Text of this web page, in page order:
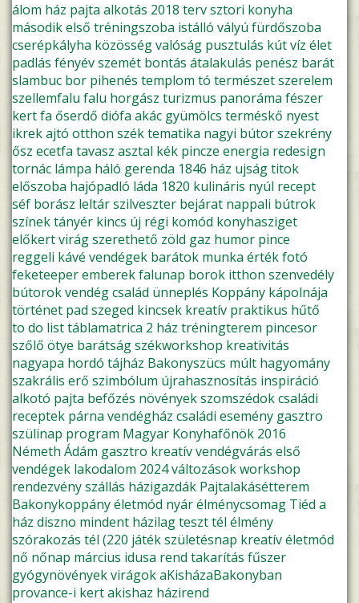
álom ház pajta alkotás 2018 tervsztori konyha
másodikelső tréningszoba istálló vályú fürdőszoba
cserépkályha közösségvalóság pusztulás kútvíz élet
padlás fényévszemét bontás átalakulás penész barát
slambuc bor pihenés templom tó természetszerelem
szellemfalu falu horgász turizmus panoráma fészer
kertfa őserdő diófa akác gyümölcs terméskő nyest
ikrekajtó otthon széktematika nagyi bútorszekrény
ősz ecetfa tavasz asztal kék pincze energia redesign
tornác lámpa háló gerenda 1846 ház ujságtitok
előszoba hajópadló láda 1820 kulináris nyúl recept
séf borász leltárszilveszter bejárat nappali bútrok
színektányér kincs új régi komód konyhasziget
előkertvirágszerethető zöld gaz humor pince
reggeli kávé vendégek barátok munka értékfotó
feketeeperemberekfalunap borok itthon szenvedély
bútorokvendégcsalád ünneplés Koppány kápolnája
történet pad szeged kincsek kreatív praktikus hűtő
to do listtáblamatrica 2 ház tréningterem pincesor
szőlő ötye barátságszékworkshop kreativitás
nagyapa hordó tájház Bakonyszücs múlt hagyomány
szakrális erő szimbólum újrahasznosítás inspiráció
alkotó pajta befőzés növényekszomszédokcsaládi
receptek párna vendégház családi esemény gasztro
szülinap program Magyar Konyhafőnök 2016
Németh Ádám gasztro kreatívvendégvárás első
vendégek lakodalom 2024változásokworkshop
rendezvényszállás házigazdák Pajtalakásétterem
Bakonykoppányéletmód nyárélménycsomag Tiéd a
ház diszno mindent házilagteszttél élmény
szórakozás tél (220 játékszületésnap kreatív életmód
nő nőnap március idusa rend takarítás fűszer
gyógynövényekvirágokaKisházaBakonyban
provance-i kertakishaz házirend